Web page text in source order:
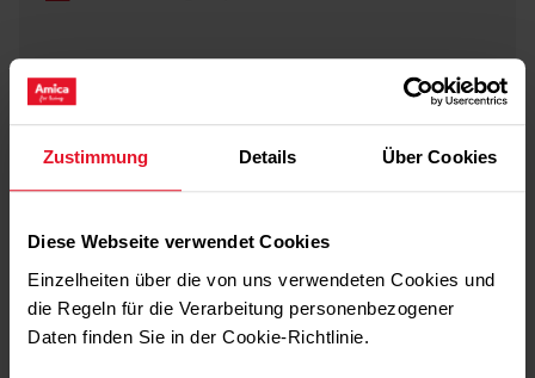
Zustimmung Details Über Cookies
Diese Webseite verwendet Cookies
Einzelheiten über die von uns verwendeten Cookies und
die Regeln für die Verarbeitung personenbezogener
Daten finden Sie in der Cookie-Richtlinie.
Impressum
Amica Group
Folge uns auf: